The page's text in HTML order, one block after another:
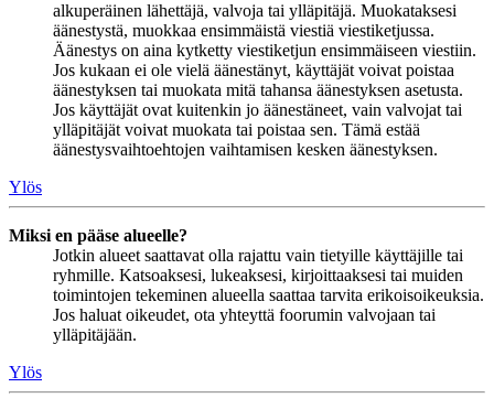
alkuperäinen lähettäjä, valvoja tai ylläpitäjä. Muokataksesi
äänestystä, muokkaa ensimmäistä viestiä viestiketjussa.
Äänestys on aina kytketty viestiketjun ensimmäiseen viestiin.
Jos kukaan ei ole vielä äänestänyt, käyttäjät voivat poistaa
äänestyksen tai muokata mitä tahansa äänestyksen asetusta.
Jos käyttäjät ovat kuitenkin jo äänestäneet, vain valvojat tai
ylläpitäjät voivat muokata tai poistaa sen. Tämä estää
äänestysvaihtoehtojen vaihtamisen kesken äänestyksen.
Ylös
Miksi en pääse alueelle?
Jotkin alueet saattavat olla rajattu vain tietyille käyttäjille tai
ryhmille. Katsoaksesi, lukeaksesi, kirjoittaaksesi tai muiden
toimintojen tekeminen alueella saattaa tarvita erikoisoikeuksia.
Jos haluat oikeudet, ota yhteyttä foorumin valvojaan tai
ylläpitäjään.
Ylös